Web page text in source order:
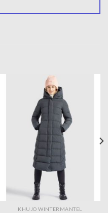
KHUJO WINTERMANTEL